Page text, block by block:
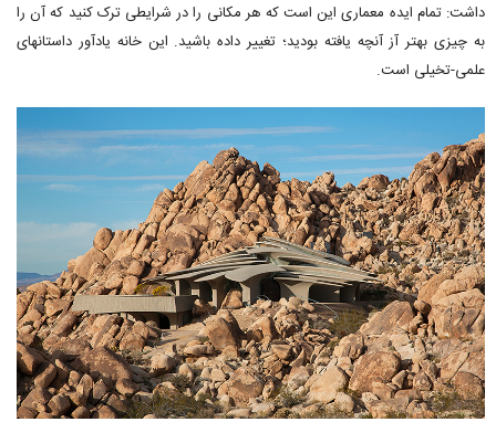
داشت: تمام ایده معماری این است که هر مکانی را در شرایطی ترک کنید که آن را
به چیزی بهتر آز آنچه یافته بودید؛ تغییر داده باشید. این خانه یادآور داستانهای
علمی-تخیلی است.